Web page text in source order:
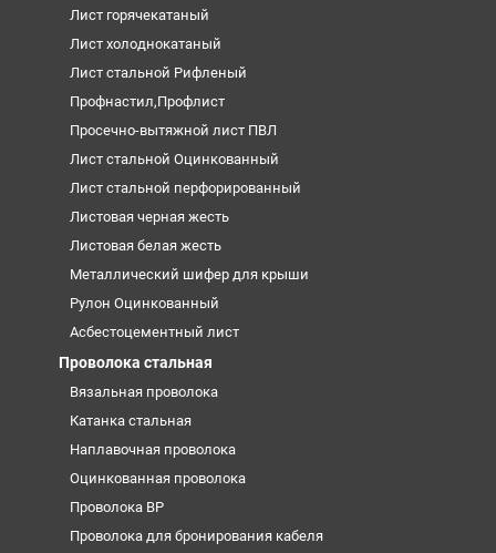
Лист горячекатаный
Лист холоднокатаный
Лист стальной Рифленый
Профнастил,Профлист
Просечно-вытяжной лист ПВЛ
Лист стальной Оцинкованный
Лист стальной перфорированный
Листовая черная жесть
Листовая белая жесть
Металлический шифер для крыши
Рулон Оцинкованный
Асбестоцементный лист
Проволока стальная
Вязальная проволока
Катанка стальная
Наплавочная проволока
Оцинкованная проволока
Проволока ВР
Проволока для бронирования кабеля